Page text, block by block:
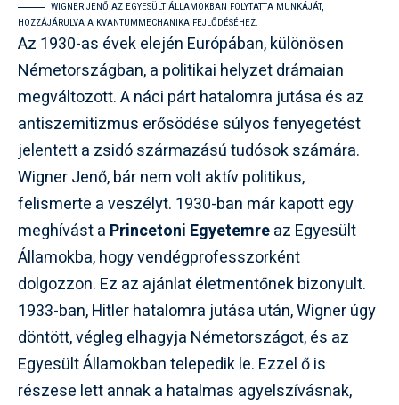
WIGNER JENŐ AZ EGYESÜLT ÁLLAMOKBAN FOLYTATTA MUNKÁJÁT,
HOZZÁJÁRULVA A KVANTUMMECHANIKA FEJLŐDÉSÉHEZ.
Az 1930-as évek elején Európában, különösen
Németországban, a politikai helyzet drámaian
megváltozott. A náci párt hatalomra jutása és az
antiszemitizmus erősödése súlyos fenyegetést
jelentett a zsidó származású tudósok számára.
Wigner Jenő, bár nem volt aktív politikus,
felismerte a veszélyt. 1930-ban már kapott egy
meghívást a Princetoni Egyetemreaz Egyesült
Államokba, hogy vendégprofesszorként
dolgozzon. Ez az ajánlat életmentőnek bizonyult.
1933-ban, Hitler hatalomra jutása után, Wigner úgy
döntött, végleg elhagyja Németországot, és az
Egyesült Államokban telepedik le. Ezzel ő is
részese lett annak a hatalmas agyelszívásnak,